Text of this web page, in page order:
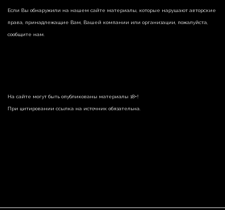
Если Вы обнаружили на нашем сайте материалы, которые нарушают авторские
права, принадлежащие Вам, Вашей компании или организации, пожалуйста,
сообщите нам.
На сайте могут быть опубликованы материалы 18+!
При цитировании ссылка на источник обязательна.